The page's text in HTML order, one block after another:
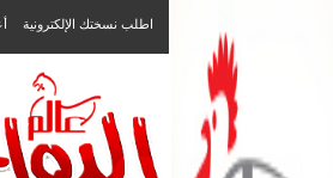
اطلب نسختك الإلكترونية